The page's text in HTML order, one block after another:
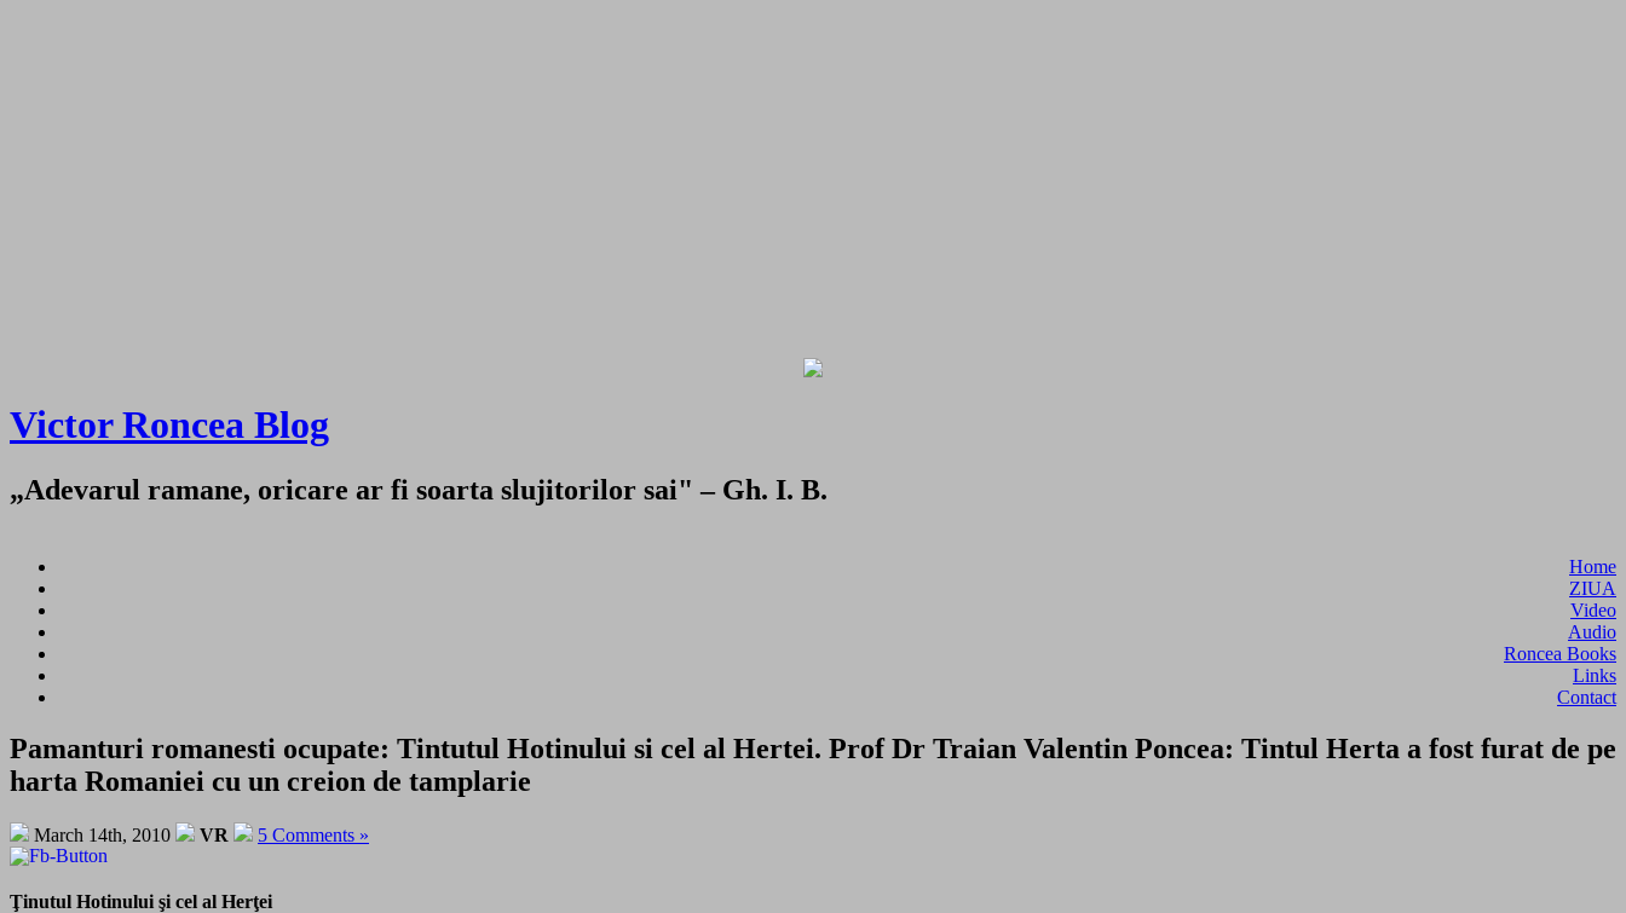
Victor Roncea Blog
„Adevarul ramane, oricare ar fi soarta slujitorilor sai" – Gh. I. B.
Home
ZIUA
Video
Audio
Roncea Books
Links
Contact
Pamanturi romanesti ocupate: Tintutul Hotinului si cel al Hertei. Prof Dr Traian Valentin Poncea: Tintul Herta a fost furat de pe
harta Romaniei cu un creion de tamplarie
March 14th, 2010 VR 5 Comments »
Ţinutul Hotinului şi cel al Herţei